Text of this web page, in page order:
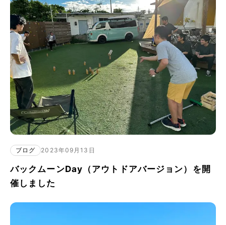
ブログ 2023年09月13日
バックムーンDay（アウトドアバージョン）を開
催しました